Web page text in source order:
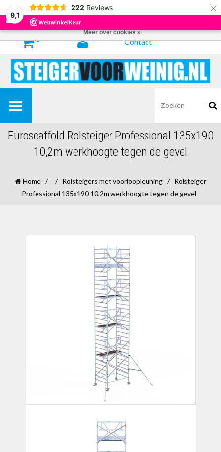
9,1
222 Reviews ×
Contact
Euroscaffold Rolsteiger Professional 135x190
10,2m werkhoogte tegen de gevel
Home / / Rolsteigers met voorloopleuning / Rolsteiger
Professional 135x190 10,2m werkhoogte tegen de gevel
Door het gebruiken van onze website, ga je akkoord met het gebruik van
cookies om onze website te verbeteren.
Meer over cookies »